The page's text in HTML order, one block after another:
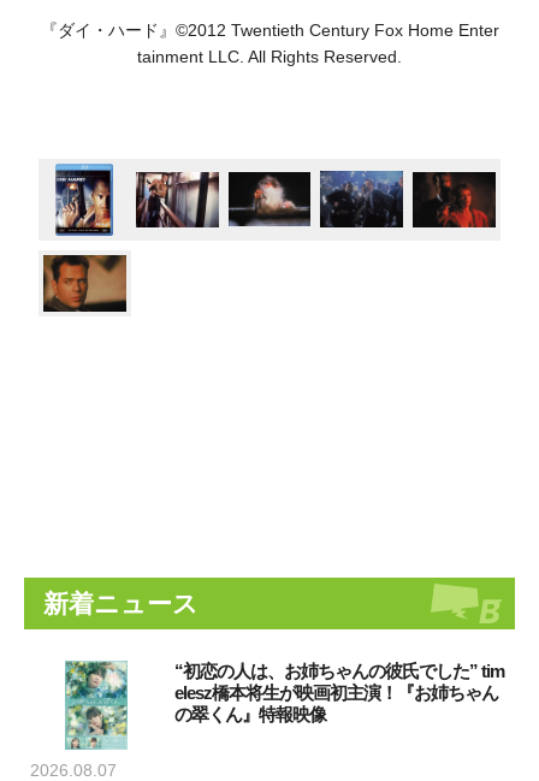
『ダイ・ハード』©2012 Twentieth Century Fox Home Enter
tainment LLC. All Rights Reserved.
新着ニュース
“初恋の人は、お姉ちゃんの彼氏でした” tim
elesz橋本将生が映画初主演！『お姉ちゃん
の翠くん』特報映像
2026.08.07